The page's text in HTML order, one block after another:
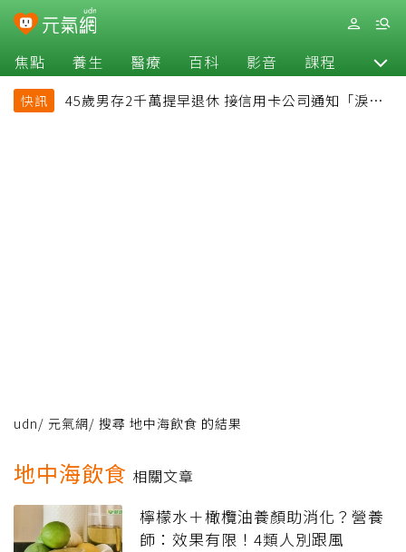
焦點 養生 醫療 百科 影音 課程 退休
快訊
45歲男存2千萬提早退休 接信用卡公司通知「淚回
udn/ 元氣網/ 搜尋 地中海飲食 的結果
地中海飲食 相關文章
檸檬水＋橄欖油養顏助消化？營養
師：效果有限！4類人別跟風